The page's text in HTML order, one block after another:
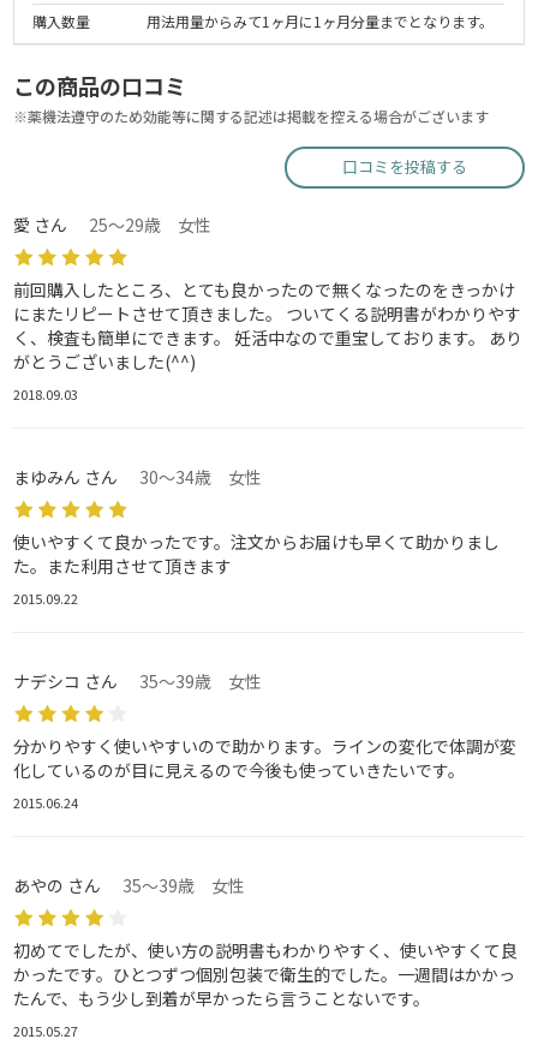
購入数量
用法用量からみて1ヶ月に1ヶ月分量までとなります。
この商品の口コミ
※薬機法遵守のため効能等に関する記述は掲載を控える場合がございます
口コミを投稿する
愛 さん 25～29歳 女性
前回購入したところ、とても良かったので無くなったのをきっかけ
にまたリピートさせて頂きました。 ついてくる説明書がわかりやす
く、検査も簡単にできます。 妊活中なので重宝しております。 あり
がとうございました(^^)
2018.09.03
まゆみん さん 30～34歳 女性
使いやすくて良かったです。注文からお届けも早くて助かりまし
た。また利用させて頂きます
2015.09.22
ナデシコ さん 35～39歳 女性
分かりやすく使いやすいので助かります。ラインの変化で体調が変
化しているのが目に見えるので今後も使っていきたいです。
2015.06.24
あやの さん 35～39歳 女性
初めてでしたが、使い方の説明書もわかりやすく、使いやすくて良
かったです。ひとつずつ個別包装で衛生的でした。一週間はかかっ
たんで、もう少し到着が早かったら言うことないです。
2015.05.27